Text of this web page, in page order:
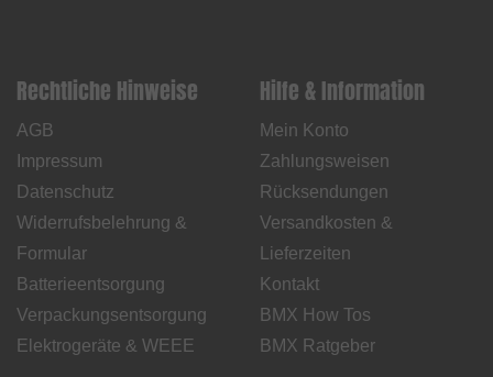
Rechtliche Hinweise
AGB
Impressum
Datenschutz
Widerrufsbelehrung &
Formular
Batterieentsorgung
Verpackungsentsorgung
Elektrogeräte & WEEE
Hilfe & Information
Mein Konto
Zahlungsweisen
Rücksendungen
Versandkosten &
Lieferzeiten
Kontakt
BMX How Tos
BMX Ratgeber